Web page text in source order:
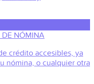
NÓMINA
crédito accesibles, ya
nómina, o cualquier otra